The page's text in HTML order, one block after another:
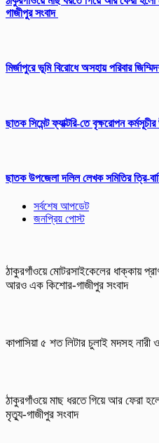
গাজীপুর সংবাদ
মির্জাপুরে ভূমি বিরোধে অসহায় পরিবার
ছাতক সিমেন্ট ফ্যাক্টরি-তে বৃক্ষরোপন
ছাতক উপজেলা দলিল লেখক সমিতির ত্রি-
সর্বশেষ আপডেট
জনপ্রিয় পোস্ট
ঠাকুরগাঁওয়ে মোটরসাইকেলের ধাক্কায়
আরও এক কিশোর-গাজীপুর সংবাদ
কাপাসিয়া ৫ শত লিটার চুলাই মদসহ
ঠাকুরগাঁওয়ে মাছ ধরতে গিয়ে আর ফেরা
মৃত্যু-গাজীপুর সংবাদ